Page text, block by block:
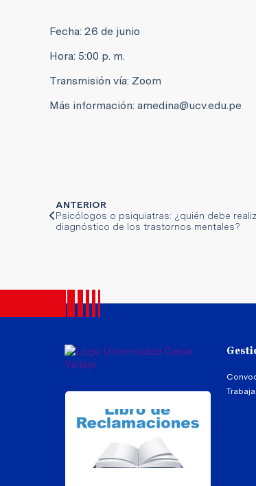
Fecha: 26 de junio
Hora: 5:00 p. m.
Transmisión vía: Zoom
Más información: amedina@ucv.edu.pe
ANTERIOR
Psicólogos o psiquiatras: ¿quién debe
diagnóstico de los trastornos mentales?